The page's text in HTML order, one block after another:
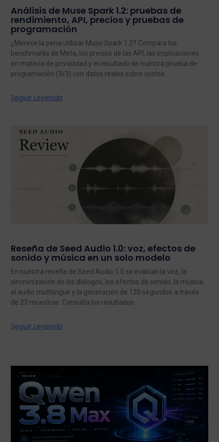
Análisis de Muse Spark 1.2: pruebas de
rendimiento, API, precios y pruebas de
programación
¿Merece la pena utilizar Muse Spark 1.2? Compara los
benchmarks de Meta, los precios de las API, las implicaciones
en materia de privacidad y el resultado de nuestra prueba de
programación (3/3) con datos reales sobre costes.
Seguir Leyendo
Reseña de Seed Audio 1.0: voz, efectos de
sonido y música en un solo modelo
En nuestra reseña de Seed Audio 1.0 se evalúan la voz, la
sincronización de los diálogos, los efectos de sonido, la música,
el audio multilingüe y la generación de 120 segundos a través
de 23 muestras. Consulta los resultados.
Seguir Leyendo